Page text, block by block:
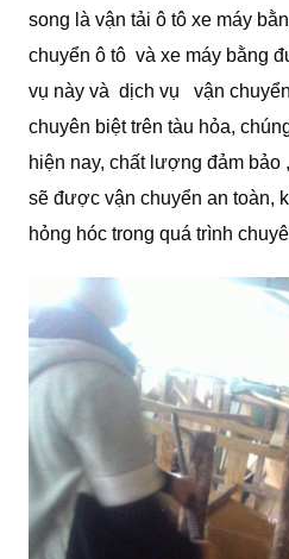
song là vận tải ô tô xe máy
chuyển ô tô và xe máy bằng
vụ này và dịch vụ vận
chuyên biệt trên tàu hỏa,
hiện nay, chất lượng đảm bảo
sẽ được vận chuyển an toàn,
hỏng hóc trong quá trình